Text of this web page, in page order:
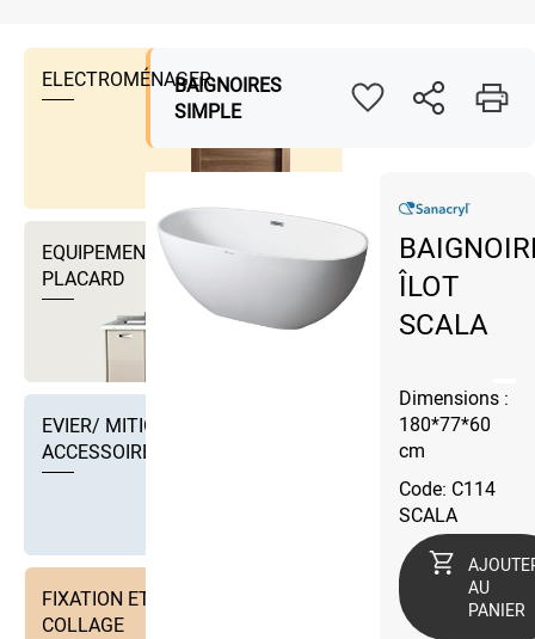
ELECTROMÉNAGER
EQUIPEMENTS DRESSING ET
PLACARD
EVIER/ MITIGEUR EVIER ET
ACCESSOIRES
FIXATION ET TECHNIQUE DE
COLLAGE
BAIGNOIRES
SIMPLE
ÎLOT
SCALA
Dimensions :
180*77*60
cm
Code: C114
SCALA
AU
PANIER